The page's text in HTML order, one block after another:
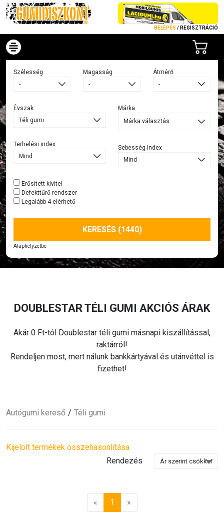
BELÉPÉS / REGISZTRÁCIÓ
Szélesség Magasság Átmérő
Évszak
Terhelési index
Márka
Márka választás
Sebesség index
Erősített kivitel
Defekttűrő rendszer
Legalább 4 elérhető
KERESÉS (1440)
Alaphelyzetbe
DOUBLESTAR TÉLI GUMI AKCIÓS ÁRAK
Akár 0 Ft-tól Doublestar téli gumi másnapi kiszállítással,
raktárról!
Rendeljen most, mert nálunk bankkártyával és utánvéttel is
fizethet!
Autógumi kereső Téli gumi
Kijelölt termékek összehasonlítása
Rendezés
« 1 »